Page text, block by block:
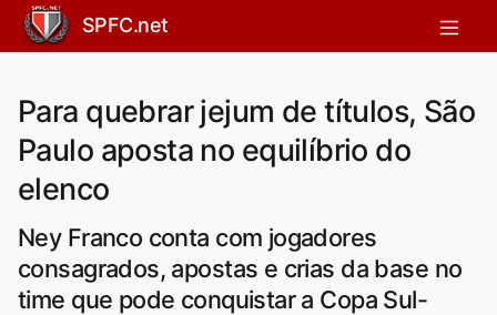
SPFC.net
Para quebrar jejum de títulos, São
Paulo aposta no equilíbrio do
elenco
Ney Franco conta com jogadores
consagrados, apostas e crias da base no
time que pode conquistar a Copa Sul-